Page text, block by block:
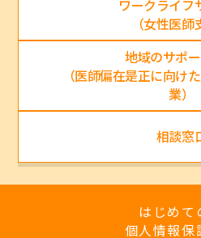
ワークライフ
（女性医師
地域のサポ
（医師偏在是正に向け
業）
相談窓
はじめて
個人情報保